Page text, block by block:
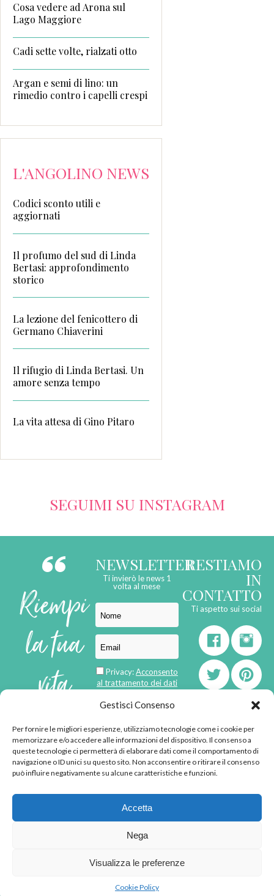
Gestisci Consenso
Per fornire le migliori esperienze, utilizziamo tecnologie come i cookie per
memorizzare e/o accedere alle informazioni del dispositivo. Il consenso a
queste tecnologie ci permetterà di elaborare dati come il comportamento di
navigazione o ID unici su questo sito. Non acconsentire o ritirare il consenso
può influire negativamente su alcune caratteristiche e funzioni.
Accetta
Nega
Visualizza le preferenze
Cookie Policy
Cosa vedere ad Arona sul
Lago Maggiore
Cadi sette volte, rialzati otto
Argan e semi di lino: un
rimedio contro i capelli crespi
L'ANGOLINO NEWS
Codici sconto utili e
aggiornati
Il profumo del sud di Linda
Bertasi: approfondimento
storico
La lezione del fenicottero di
Germano Chiaverini
Il rifugio di Linda Bertasi. Un
amore senza tempo
La vita attesa di Gino Pitaro
SEGUIMI SU INSTAGRAM
Riempi
la tua
vita
di
emozioni
P.IVA 02592570036 -
NEWSLETTER
Ti invierò le news 1
volta al mese
Privacy:Acconsento
al trattamento dei dati
RESTIAMO
IN
CONTATTO
Ti aspetto sui social
born inMaMaStudiOs